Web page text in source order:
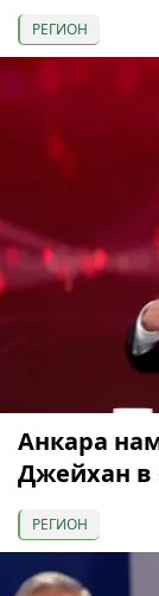
РЕГИОН
Анкара
Джейхан в
РЕГИОН